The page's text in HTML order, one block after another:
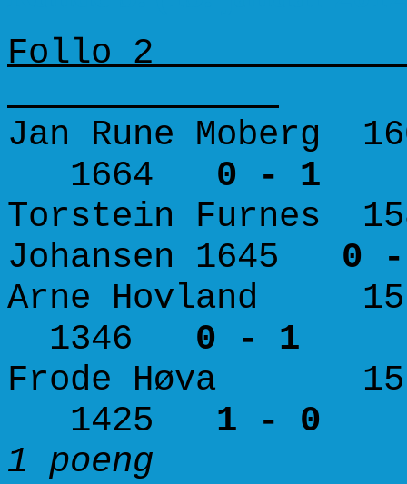
Follo
Jan Rune
1664 0 - 1
Torstein Furnes
Johansen 1645 0
Arne Hovland
1346 0 - 1
Frode Høva
1425 1 - 0
1 poeng 3